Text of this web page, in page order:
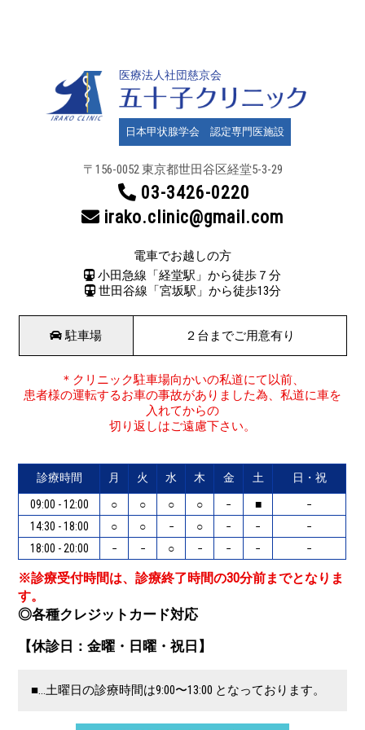
医療法人社団慈京会
日本甲状腺学会 認定専門医施設
〒156-0052 東京都世田谷区経堂5-3-29
03-3426-0220
irako.clinic@gmail.com
電車でお越しの方
小田急線「経堂駅」から徒歩７分
世田谷線「宮坂駅」から徒歩13分
駐車場 ２台までご用意有り
＊クリニック駐車場向かいの私道にて以前、
患者様の運転するお車の事故がありました為、私道に車を
入れてからの
切り返しはご遠慮下さい。
診療時間 月 火 水 木 金 土 日・祝
09:00 - 12:00 ○ ○ ○ ○ − ■
−
14:30 - 18:00
○ ○ − ○ − −
−
18:00 - 20:00
− − ○ − − − −
※診療受付時間は、診療終了時間の30分前までとなりま
す。
◎各種クレジットカード対応
【休診日：金曜・日曜・祝日】
■…土曜日の診療時間は9:00〜13:00 となっております。